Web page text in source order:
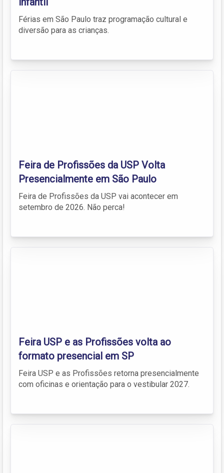
Férias em São Paulo traz programação cultural e
diversão para as crianças.
Feira de Profissões da USP Volta
Presencialmente em São Paulo
Feira de Profissões da USP vai acontecer em
setembro de 2026. Não perca!
Feira USP e as Profissões volta ao
formato presencial em SP
Feira USP e as Profissões retorna presencialmente
com oficinas e orientação para o vestibular 2027.